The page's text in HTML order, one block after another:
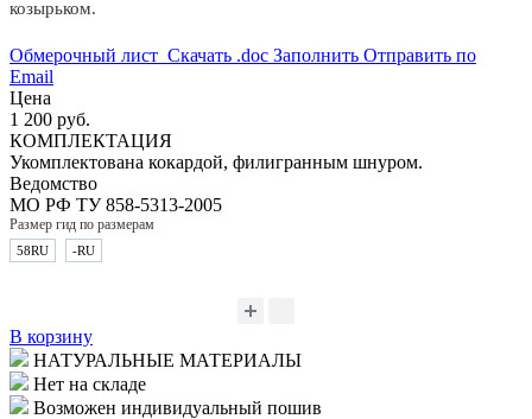
козырьком.
Обмерочный лист Скачать .doc Заполнить Отправить по
Email
Цена
1 200 руб.
КОМПЛЕКТАЦИЯ
Укомплектована кокардой, филигранным шнуром.
Ведомство
МО РФ ТУ 858-5313-2005
Размер гид по размерам
58RU -RU
В корзину
НАТУРАЛЬНЫЕ МАТЕРИАЛЫ
Нет на складе
Возможен индивидуальный пошив